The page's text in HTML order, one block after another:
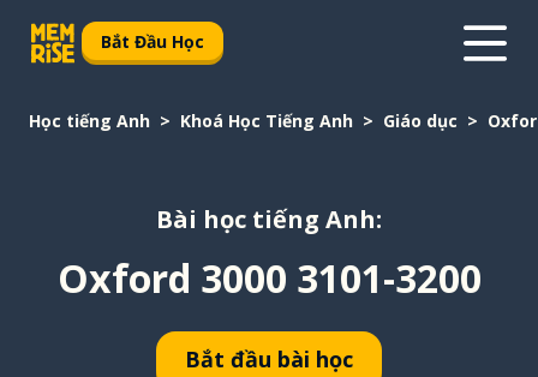
Bắt Đầu Học
Học tiếng Anh Khoá Học Tiếng Anh Giáo dục
Bài học tiếng Anh:
Oxford 3000 3101-3200
Bắt đầu bài học